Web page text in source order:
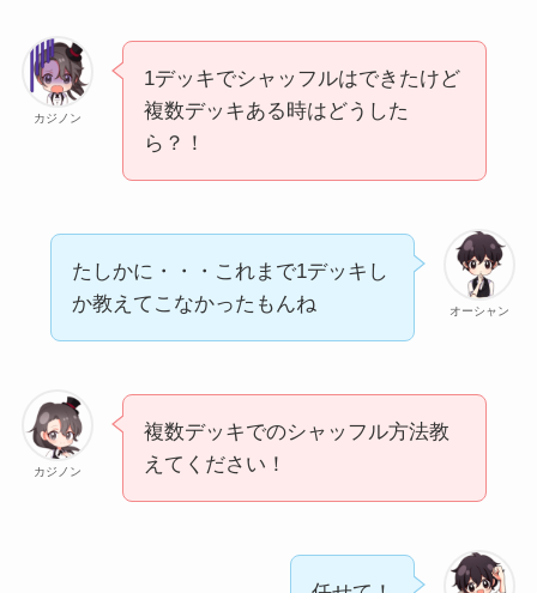
カジノン
1デッキでシャッフルはできたけど
複数デッキある時はどうした
ら？！
オーシャン
たしかに・・・これまで1デッキし
か教えてこなかったもんね
カジノン
複数デッキでのシャッフル方法教
えてください！